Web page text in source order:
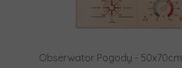
Obserwator Pogody - 50x70cm